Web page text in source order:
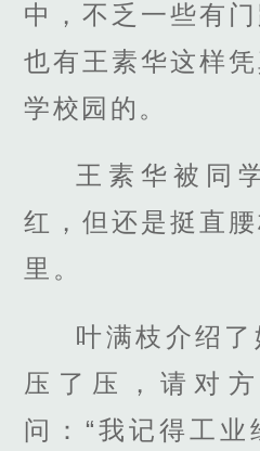
中，不乏一些有
也有王素华这样
学校园的。
王素华被同
红，但还是挺直
里。
叶满枝介绍
压了压，请对
问：“我记得工